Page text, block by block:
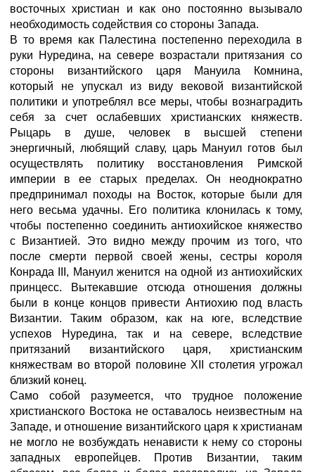
восточных христиан и как оно постоянно вызывало
необходимость содействия со стороны Запада.
В то время как Палестина постепенно переходила в
руки Нуредина, на севере возрастали притязания со
стороны византийского царя Мануила Комнина,
который не упускал из виду вековой византийской
политики и употреблял все меры, чтобы вознаградить
себя за счет ослабевших христианских княжеств.
Рыцарь в душе, человек в высшей степени
энергичный, любящий славу, царь Мануил готов был
осуществлять политику восстановления Римской
империи в ее старых пределах. Он неоднократно
предпринимал походы на Восток, которые были для
него весьма удачны. Его политика клонилась к тому,
чтобы постепенно соединить антиохийское княжество
с Византией. Это видно между прочим из того, что
после смерти первой своей жены, сестры короля
Конрада III, Мануил женится на одной из антиохийских
принцесс. Вытекавшие отсюда отношения должны
были в конце концов привести Антиохию под власть
Византии. Таким образом, как на юге, вследствие
успехов Нуредина, так и на севере, вследствие
притязаний византийского царя, христианским
княжествам во второй половине XII столетия угрожал
близкий конец.
Само собой разумеется, что трудное положение
христианского Востока не оставалось неизвестным на
Западе, и отношение византийского царя к христианам
не могло не возбуждать ненависти к нему со стороны
западных европейцев. Против Византии, таким